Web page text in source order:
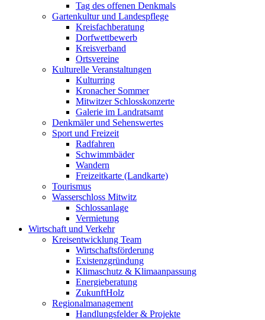
Tag des offenen Denkmals
Gartenkultur und Landespflege
Kreisfachberatung
Dorfwettbewerb
Kreisverband
Ortsvereine
Kulturelle Veranstaltungen
Kulturring
Kronacher Sommer
Mitwitzer Schlosskonzerte
Galerie im Landratsamt
Denkmäler und Sehenswertes
Sport und Freizeit
Radfahren
Schwimmbäder
Wandern
Freizeitkarte (Landkarte)
Tourismus
Wasserschloss Mitwitz
Schlossanlage
Vermietung
Wirtschaft und Verkehr
Kreisentwicklung Team
Wirtschaftsförderung
Existenzgründung
Klimaschutz & Klimaanpassung
Energieberatung
ZukunftHolz
Regionalmanagement
Handlungsfelder & Projekte